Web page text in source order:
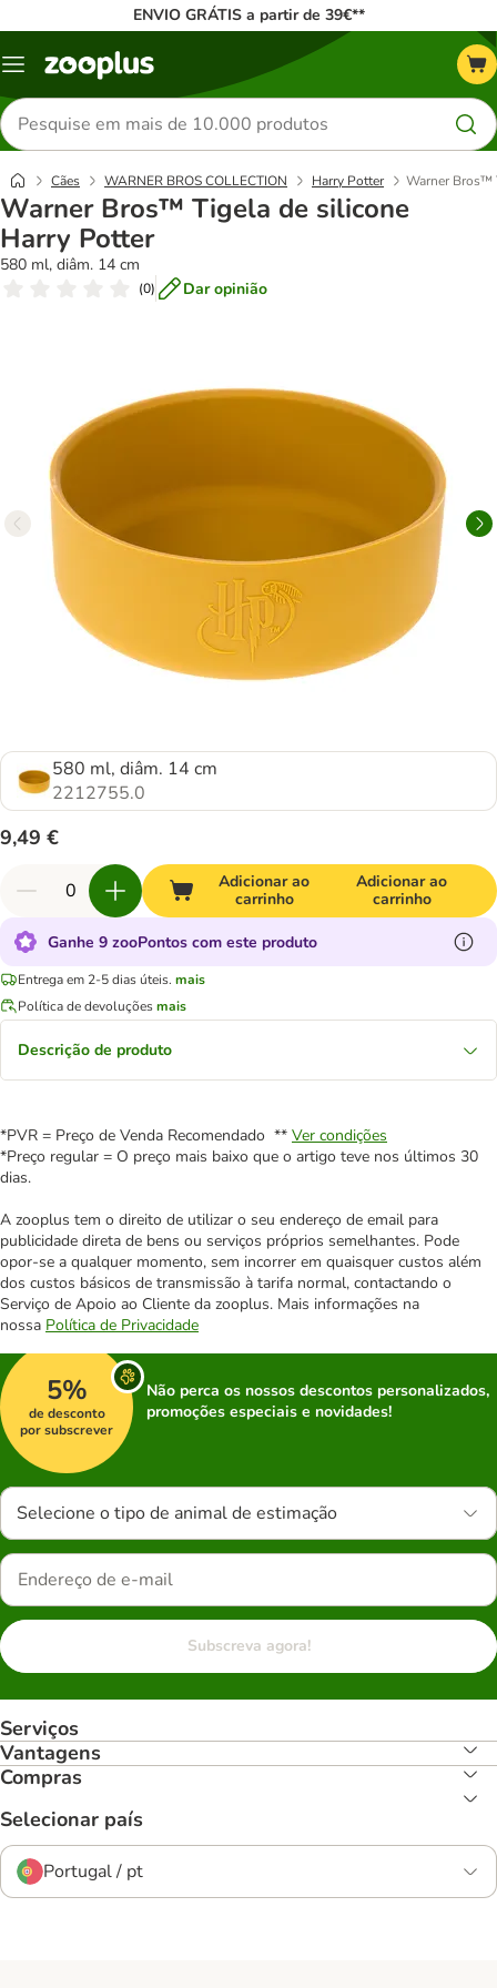
ENVIO GRÁTIS a partir de 39€**
Menu
Pesquisar
produtos
Cães WARNER BROS COLLECTION Harry Potter Warner Bros™
Warner Bros™ Tigela de silicone
Harry Potter
580 ml, diâm. 14 cm
(0) Dar opinião
580 ml, diâm. 14 cm
2212755.0
9,49 €
Adicionar ao
carrinho
Adicionar ao
carrinho
Ganhe 9 zooPontos com este produto
Entrega em 2-5 dias úteis. mais
Política de devoluçõesmais
Descrição de produto
*PVR = Preço de Venda Recomendado ** Ver condições
*Preço regular = O preço mais baixo que o artigo teve nos últimos 30
dias.
A zooplus tem o direito de utilizar o seu endereço de email para
publicidade direta de bens ou serviços próprios semelhantes. Pode
opor-se a qualquer momento, sem incorrer em quaisquer custos além
dos custos básicos de transmissão à tarifa normal, contactando o
Serviço de Apoio ao Cliente da zooplus. Mais informações na
nossa Política de Privacidade
5%
de desconto
por subscrever
Não perca os nossos descontos personalizados,
promoções especiais e novidades!
Selecione o tipo de animal de estimação
Subscreva agora!
Serviços
Vantagens
Compras
Selecionar país
Portugal / pt